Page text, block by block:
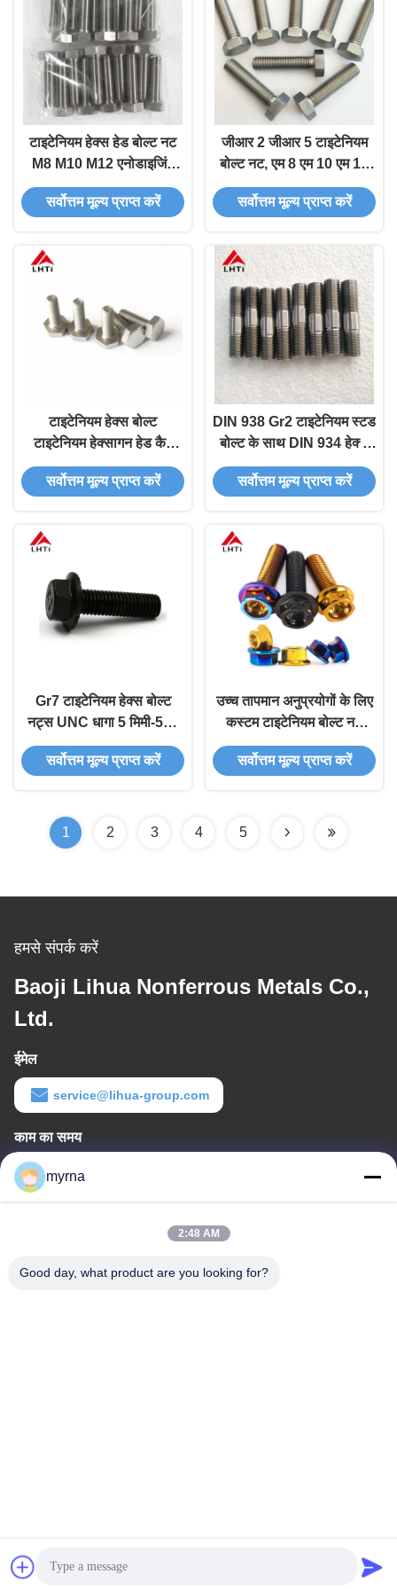
टाइटेनियम हेक्स हेड बोल्ट नट
M8 M10 M12 एनोडाइजिंग
फास्टनरों
सर्वोत्तम मूल्य प्राप्त करें
जीआर 2 जीआर 5 टाइटेनियम
बोल्ट नट, एम 8 एम 10 एम 12
एनोडाइजिंग टाइटेनियम हेक्स हेड
बोल्ट
सर्वोत्तम मूल्य प्राप्त करें
टाइटेनियम हेक्स बोल्ट
टाइटेनियम हेक्सागन हेड कैप
बोल्ट
सर्वोत्तम मूल्य प्राप्त करें
DIN 938 Gr2 टाइटेनियम स्टड
बोल्ट के साथ DIN 934 हेक्स
नट्स M14 M18 M20 सीएनसी
मशीनीकृत संक्षारण प्रतिरोधी
सर्वोत्तम मूल्य प्राप्त करें
Gr7 टाइटेनियम हेक्स बोल्ट
नट्स UNC धागा 5 मिमी-500
मिमी
सर्वोत्तम मूल्य प्राप्त करें
उच्च तापमान अनुप्रयोगों के लिए
कस्टम टाइटेनियम बोल्ट नट
फोर्ज
सर्वोत्तम मूल्य प्राप्त करें
1 2 3 4 5
हमसे संपर्क करें
Baoji Lihua Nonferrous Metals Co.,
Ltd.
ईमेल
service@lihua-group.com
काम का समय
8:30-18:00
हमारा पता
शानक्सी प्रांत, चीन
myrna
2:48 AM
Good day, what product are you looking for?